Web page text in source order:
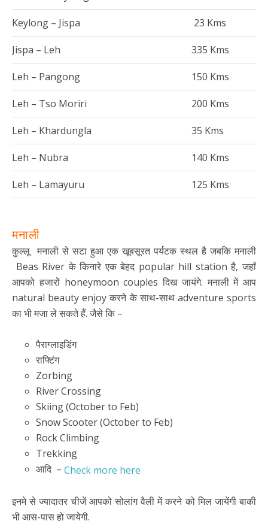
Keylong – Jispa 23 Kms
Jispa – Leh 335 Kms
Leh – Pangong 150 Kms
Leh – Tso Moriri 200 Kms
Leh – Khardungla 35 Kms
Leh – Nubra 140 Kms
Leh – Lamayuru 125 Kms
मनाली
कुल्लू मनाली से सटा हुआ एक खूबसूरत पर्यटक स्थल है जबकि मनाली
Beas River के किनारे एक बेहद popular hill station है, जहाँ
आपको हजारों honeymoon couples दिख जायंगे. मनाली में आप
natural beauty enjoy करने के साथ-साथ adventure sports
का भी मजा ले सकते हैं. जैसे कि –
पैराग्लाइडिंग
राफ्टिंग
Zorbing
River Crossing
Skiing (October to Feb)
Snow Scooter (October to Feb)
Rock Climbing
Trekking
आदि – Check more here
इनमे से ज्यादातर चीजें आपको सोलांग वैली में करने को मिल जायेंगी बाकी
भी आस-पास हो जायेगी.